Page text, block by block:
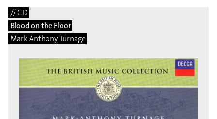
// CD
Blood on the Floor
Mark Anthony Turnage